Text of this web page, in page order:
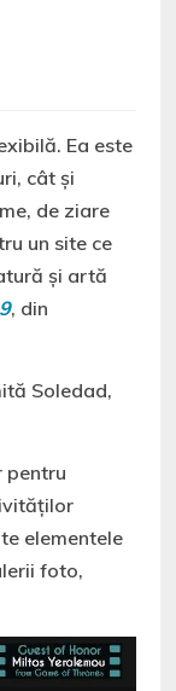
Ea este
cât și
de ziare
un site ce
și artă
, din
Soledad,
pentru
elementele
foto,